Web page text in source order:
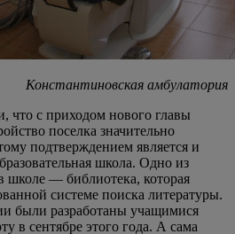
Константиновская амбулатория
что с приходом нового главы
поселка значительно
подтверждением является и
школа. Одно из
школе — библиотека, которая
системе поиска литературы.
были разработаны учащимися
в сентябре этого года. А сама